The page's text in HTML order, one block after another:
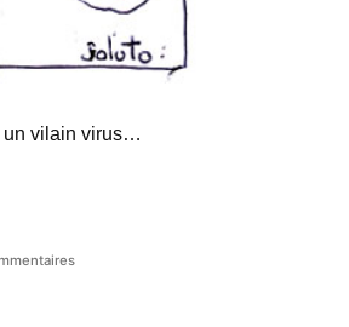
un vilain virus…
sur